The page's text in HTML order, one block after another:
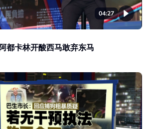
04:27
都卡林开酸西马敢弃东马